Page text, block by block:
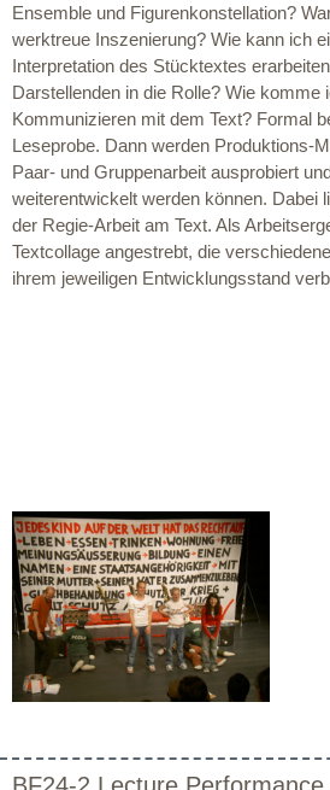
Ensemble und Figurenkonstellation?
werktreue Inszenierung? Wie kann ich
Interpretation des Stücktextes
Darstellenden in die Rolle? Wie komme
Kommunizieren mit dem Text? Formal
Leseprobe. Dann werden Produktions-
Paar- und Gruppenarbeit ausprobiert
weiterentwickelt werden können. Dabei
der Regie-Arbeit am Text. Als
Textcollage angestrebt, die
ihrem jeweiligen Entwicklungsstand